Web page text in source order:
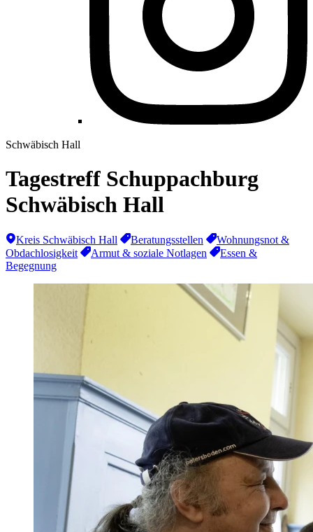
Schwäbisch Hall
Tagestreff Schuppachburg
Schwäbisch Hall
Kreis Schwäbisch Hall Beratungsstellen
Wohnungsnot &
Obdachlosigkeit
Armut & soziale Notlagen
Essen &
Begegnung